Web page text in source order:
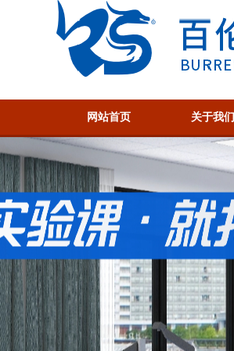
网站首页 关于我们